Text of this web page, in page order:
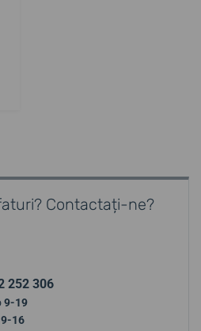
Contactați-ne?
252 306
9-19
9-16